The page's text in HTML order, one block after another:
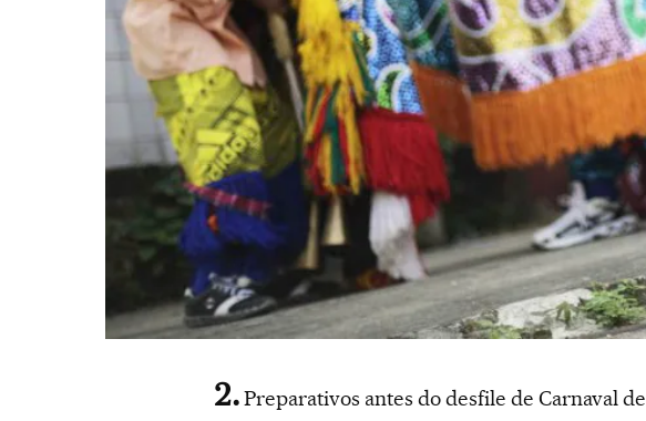
Preparativos antes do desfile de Carnaval